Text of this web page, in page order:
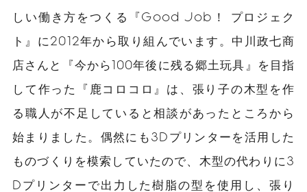
しい働き方をつくる『Good Job！ プロジェク
ト』に2012年から取り組んでいます。中川政七商
店さんと『今から100年後に残る郷土玩具』を目指
して作った『鹿コロコロ』は、張り子の木型を作
る職人が不足していると相談があったところから
始まりました。偶然にも3Dプリンターを活用した
ものづくりを模索していたので、木型の代わりに3
Dプリンターで出力した樹脂の型を使用し、張り